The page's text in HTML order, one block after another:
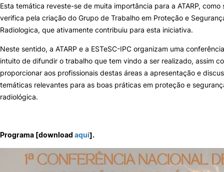
Esta temática reveste-se de muita importância para a ATARP, como
verifica pela criação do Grupo de Trabalho em Proteção e
Radiologica, que ativamente contribuiu para esta iniciativa.
Neste sentido, a ATARP e a ESTeSC-IPC organizam uma
intuito de difundir o trabalho que tem vindo a ser realizado, assim
proporcionar aos profissionais destas áreas a apresentação e
temáticas relevantes para as boas práticas em proteção e
radiológica.
Programa [download aqui].